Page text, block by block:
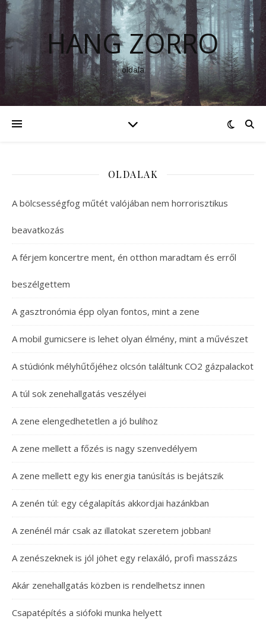
HANG ZORRO
oldala
OLDALAK
A bölcsességfog műtét valójában nem horrorisztikus
beavatkozás
A férjem koncertre ment, én otthon maradtam és erről
beszélgettem
A gasztronómia épp olyan fontos, mint a zene
A mobil gumicsere is lehet olyan élmény, mint a művészet
A stúdiónk mélyhűtőjéhez olcsón találtunk CO2 gázpalackot
A túl sok zenehallgatás veszélyei
A zene elengedhetetlen a jó bulihoz
A zene mellett a főzés is nagy szenvedélyem
A zene mellett egy kis energia tanúsítás is bejátszik
A zenén túl: egy cégalapítás akkordjai hazánkban
A zenénél már csak az illatokat szeretem jobban!
A zenészeknek is jól jöhet egy relaxáló, profi masszázs
Akár zenehallgatás közben is rendelhetsz innen
Csapatépítés a siófoki munka helyett